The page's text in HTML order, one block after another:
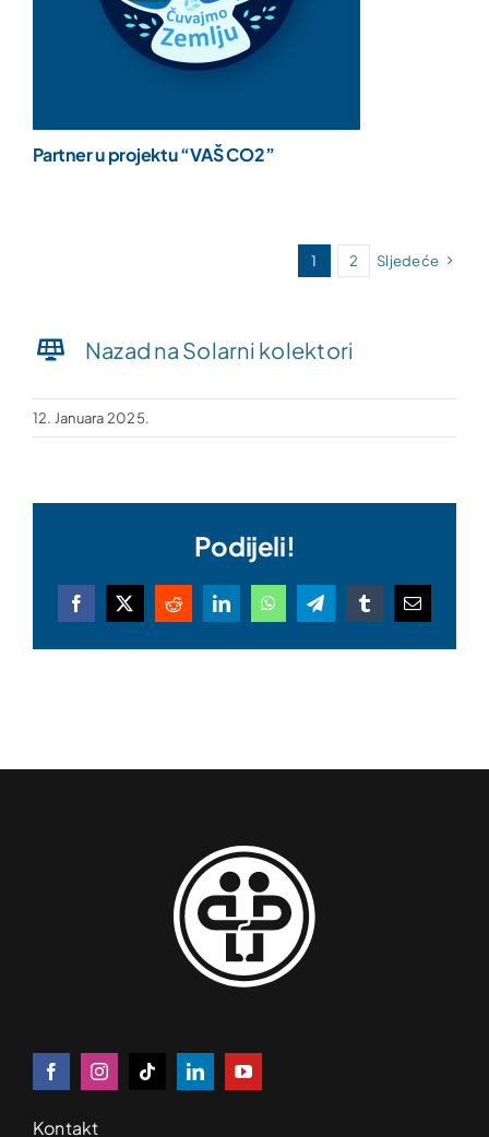
Partner u projektu “VAŠ CO2”
1 2 Sljedeće
Nazad na Solarni kolektori
12. Januara 2025.
Podijeli!
Facebook
X RedditLinkedInWhatsAppTelegramTumblrEmail
Kontakt